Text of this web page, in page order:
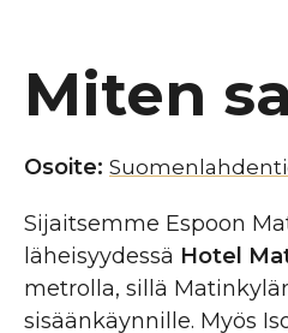
Miten
Osoite:
Sijaitsemme Espoon
läheisyydessä Hotel
metrolla, sillä
sisäänkäynnille. Myös